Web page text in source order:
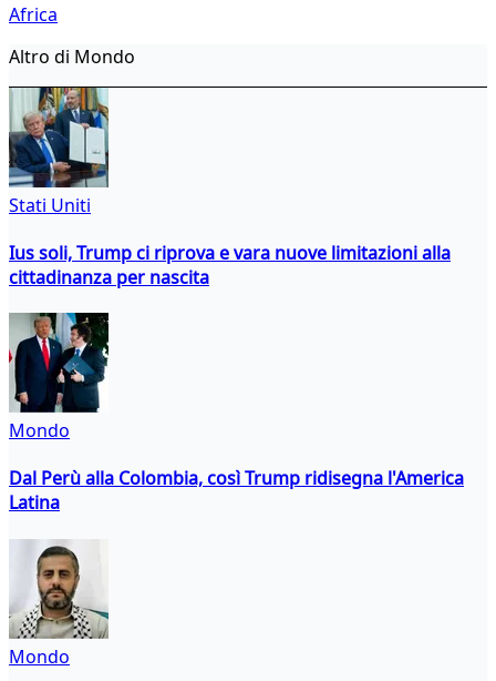
Africa
Altro di Mondo
Stati Uniti
Ius soli, Trump ci riprova e vara nuove limitazioni alla
cittadinanza per nascita
Mondo
Dal Perù alla Colombia, così Trump ridisegna l'America
Latina
Mondo